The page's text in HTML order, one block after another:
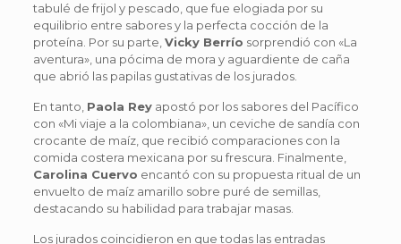
tabulé de frijol y pescado, que fue elogiada por su
equilibrio entre sabores y la perfecta cocción de la
proteína. Por su parte, Vicky Berrío sorprendió con «La
aventura», una pócima de mora y aguardiente de caña
que abrió las papilas gustativas de los jurados.
En tanto, Paola Reyapostó por los sabores del Pacífico
con «Mi viaje a la colombiana», un ceviche de sandía con
crocante de maíz, que recibió comparaciones con la
comida costera mexicana por su frescura. Finalmente,
Carolina Cuervo encantó con su propuesta ritual de un
envuelto de maíz amarillo sobre puré de semillas,
destacando su habilidad para trabajar masas.
Los jurados coincidieron en que todas las entradas